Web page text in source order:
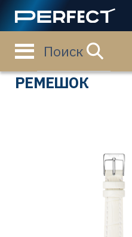
Поиск
Главная страница Каталог
РЕМЕШОК